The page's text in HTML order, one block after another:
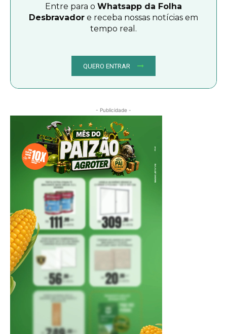
Entre para o Whatsapp da Folha
Desbravador e receba nossas notícias em
tempo real.
QUERO ENTRAR
- Publicidade -